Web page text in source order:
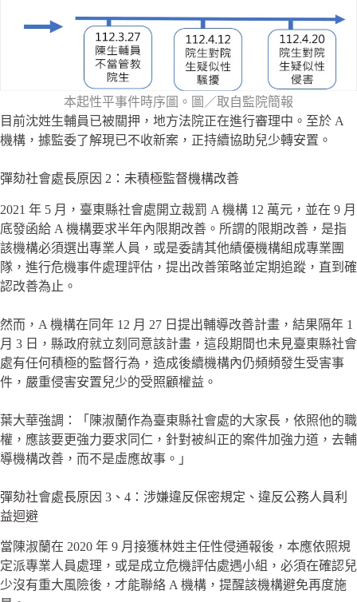
本起性平事件時序圖。圖／取自監院簡報
目前沈姓生輔員已被關押，地方法院正在進行審理中。至於 A
機構，據監委了解現已不收新案，正持續協助兒少轉安置。
彈劾社會處長原因 2：未積極監督機構改善
2021 年 5 月，臺東縣社會處開立裁罰 A 機構 12 萬元，並在 9 月
底發函給 A 機構要求半年內限期改善。所謂的限期改善，是指
該機構必須選出專業人員，或是委請其他績優機構組成專業團
隊，進行危機事件處理評估，提出改善策略並定期追蹤，直到確
認改善為止。
然而，A 機構在同年 12 月 27 日提出輔導改善計畫，結果隔年 1
月 3 日，縣政府就立刻同意該計畫，這段期間也未見臺東縣社會
處有任何積極的監督行為，造成後續機構內仍頻頻發生受害事
件，嚴重侵害安置兒少的受照顧權益。
葉大華強調：「陳淑蘭作為臺東縣社會處的大家長，依照他的職
權，應該要更強力要求同仁，針對被糾正的案件加強力道，去輔
導機構改善，而不是虛應故事。」
彈劾社會處長原因 3、4：涉嫌違反保密規定、違反公務人員利
益迴避
當陳淑蘭在 2020 年 9 月接獲林姓主任性侵通報後，本應依照規
定派專業人員處理，或是成立危機評估處遇小組，必須在確認兒
少沒有重大風險後，才能聯絡 A 機構，提醒該機構避免再度施